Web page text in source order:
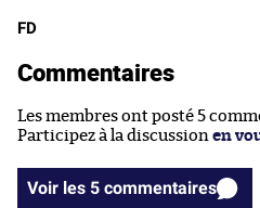
FD
Commentaires
Les membres ont posté 5
Participez à la discussion en
Voir les 5 commentaires